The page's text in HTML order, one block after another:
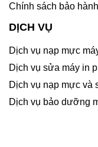
Chính sách bảo hành
DỊCH VỤ
Dịch vụ nạp mực
Dịch vụ sửa máy in
Dịch vụ nạp mực và
Dịch vụ bảo dưỡng